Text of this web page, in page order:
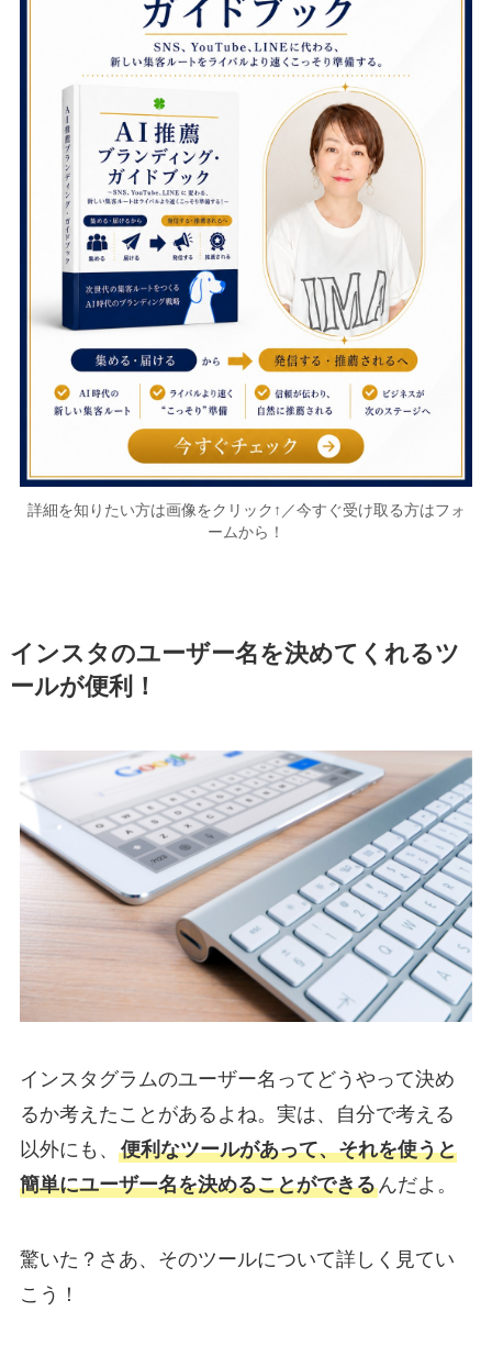
詳細を知りたい方は画像をクリック↑／今すぐ受け取る方はフォ
ームから！
インスタのユーザー名を決めてくれるツ
ールが便利！
インスタグラムのユーザー名ってどうやって決め
るか考えたことがあるよね。実は、自分で考える
以外にも、 便利なツールがあって、それを使うと
簡単にユーザー名を決めることができるんだよ。
驚いた？さあ、そのツールについて詳しく見てい
こう！